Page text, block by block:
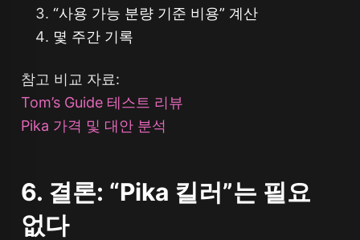
“사용 가능 분량 기준 비용” 계산
몇 주간 기록
참고 비교 자료:
Tom’s Guide 테스트 리뷰
Pika 가격 및 대안 분석
6. 결론: “Pika 킬러”는 필요
없다